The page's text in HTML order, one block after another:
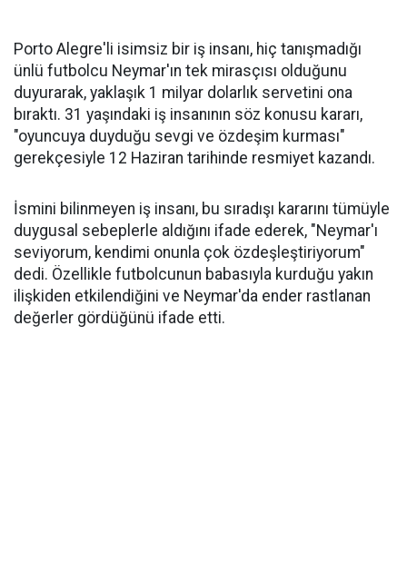
Porto Alegre'li isimsiz bir iş insanı, hiç tanışmadığı
ünlü futbolcu Neymar'ın tek mirasçısı olduğunu
duyurarak, yaklaşık 1 milyar dolarlık servetini ona
bıraktı. 31 yaşındaki iş insanının söz konusu kararı,
"oyuncuya duyduğu sevgi ve özdeşim kurması"
gerekçesiyle 12 Haziran tarihinde resmiyet kazandı.
İsmini bilinmeyen iş insanı, bu sıradışı kararını tümüyle
duygusal sebeplerle aldığını ifade ederek, "Neymar'ı
seviyorum, kendimi onunla çok özdeşleştiriyorum"
dedi. Özellikle futbolcunun babasıyla kurduğu yakın
ilişkiden etkilendiğini ve Neymar'da ender rastlanan
değerler gördüğünü ifade etti.